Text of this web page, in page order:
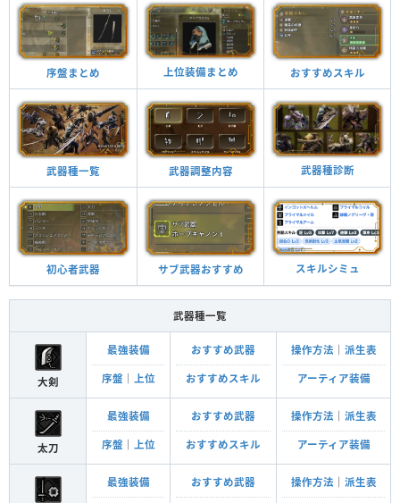
序盤まとめ 上位装備まとめ おすすめスキル
武器種一覧 武器調整内容 武器種診断
初心者武器 サブ武器おすすめ スキルシミュ
武器種一覧
大剣
最強装備
序盤 上位
おすすめ武器
おすすめスキル
操作方法 派生表
アーティア装備
太刀
最強装備
序盤 上位
おすすめ武器
おすすめスキル
操作方法 派生表
アーティア装備
最強装備 おすすめ武器 操作方法 派生表